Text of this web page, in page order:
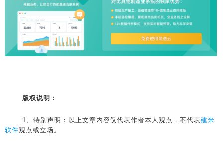
版权说明：
1、特别声明：以上文章内容仅代表作者本人观点，不代表建米
软件观点或立场。